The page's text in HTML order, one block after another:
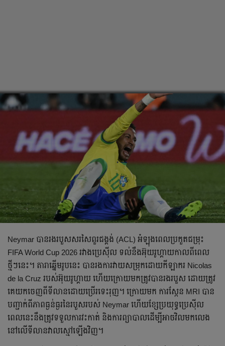
Neymar បានរងរបួសសរសៃពួរជង្គង់ (ACL) អំឡុងពេលប្រកួតជម្រុះ
FIFA World Cup 2026 រវាងប្រេស៊ីល ទល់នឹងអ៊ុយរូហ្គាយកាលពីពេល
ថ្មីៗនេះ។ តារាឆ្នើមរូបនេះ បានរងការវាយសម្រុកដោយកីឡាករ Nicolas
de la Cruz របស់អ៊ុយរូហ្គាយ ហើយក្រោយមកត្រូវបានរងរបួស ដោយត្រូវ
គេយកចេញពីទីលានដោយប្រើរទេះរុញ។ ក្រោយមក ការស្កែន MRI បាន
បញ្ជាក់ពីភាពធ្ងន់ធ្ងរនៃរបួសរបស់ Neymar ហើយខ្សែប្រយុទ្ធប្រេស៊ីល
ពេលនេះនឹងត្រូវទទួលការវះកាត់ និងការព្យាបាលដើម្បីអាចវិលមកលេង
នៅលើទីលានវាលស្មៅឡើងវិញ។